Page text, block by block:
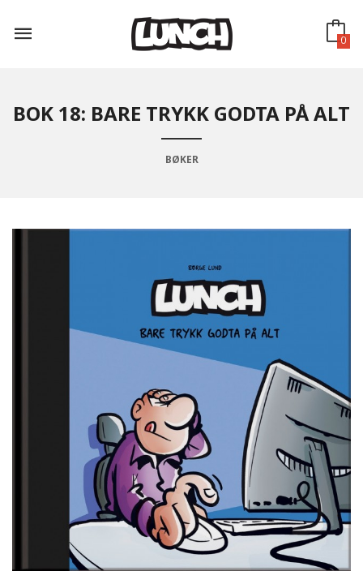
innholdet
0
BOK 18: BARE TRYKK GODTA PÅ ALT
BØKER